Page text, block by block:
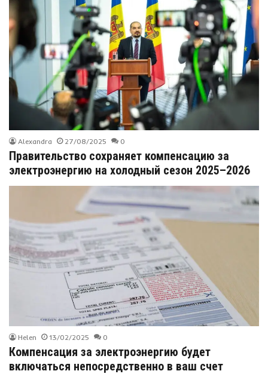
Alexandra 27/08/2025 0
Правительство сохраняет компенсацию за
электроэнергию на холодный сезон 2025–2026
Helen 13/02/2025 0
Компенсация за электроэнергию будет
включаться непосредственно в ваш счет